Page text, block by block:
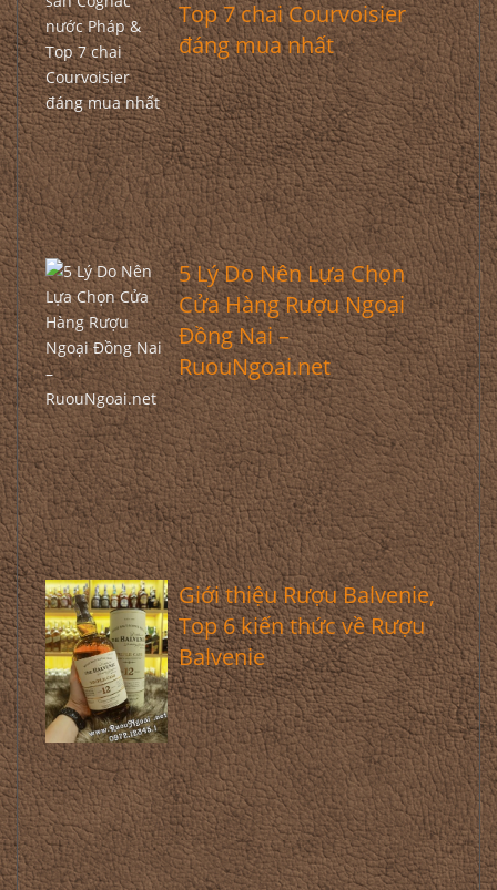
Top 7 chai Courvoisier
đáng mua nhất
5 Lý Do Nên Lựa Chọn
Cửa Hàng Rượu Ngoại
Đồng Nai –
RuouNgoai.net
Giới thiệu Rượu Balvenie,
Top 6 kiến thức về Rượu
Balvenie